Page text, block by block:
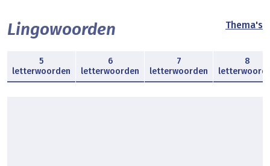
Lingowoorden Thema's
5
letterwoorden
6
letterwoorden
7
letterwoorden
8